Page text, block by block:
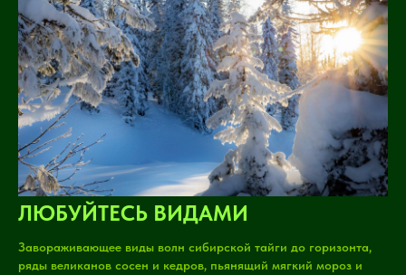
ЛЮБУЙТЕСЬ ВИДАМИ
Завораживающее виды волн сибирской тайги до горизонта,
ряды великанов сосен и кедров, пьянящий мягкий мороз и